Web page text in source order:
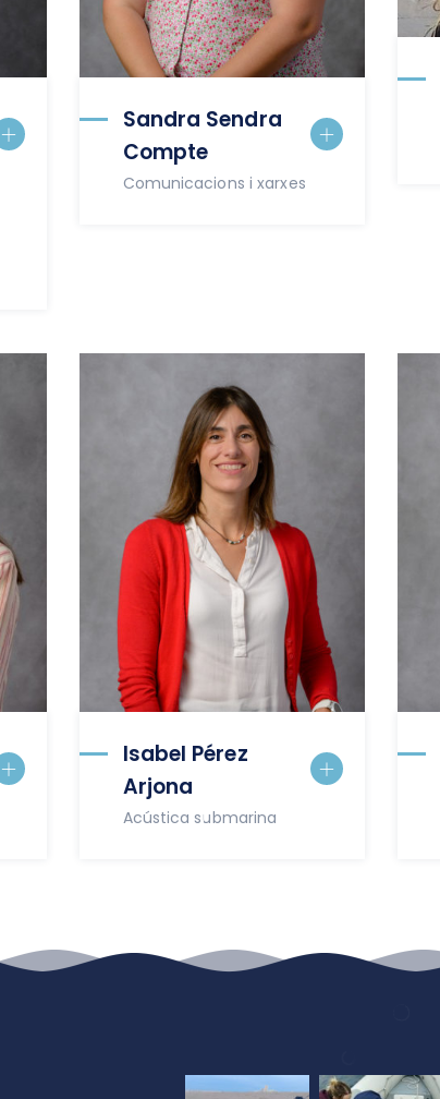
Sandra Sendra
Compte
Comunicacions i xarxes
Isabel Pérez
Arjona
Acústica submarina